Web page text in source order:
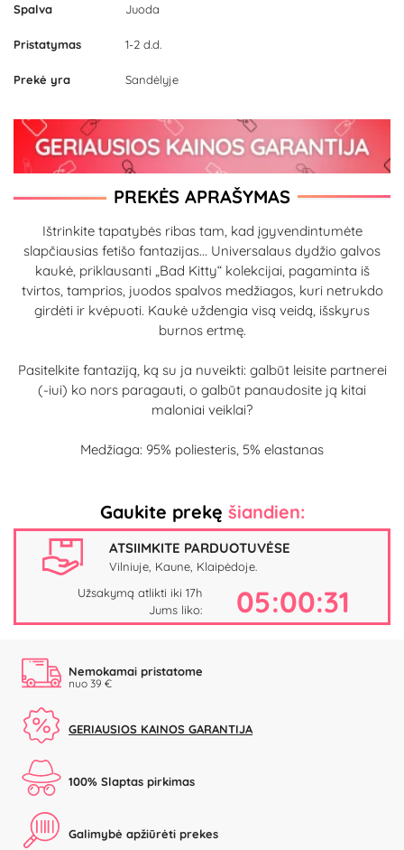
Spalva Juoda
Pristatymas 1-2 d.d.
Prekė yra Sandėlyje
PREKĖS APRAŠYMAS
Ištrinkite tapatybės ribas tam, kad įgyvendintumėte
slapčiausias fetišo fantazijas... Universalaus dydžio galvos
kaukė, priklausanti „Bad Kitty“ kolekcijai, pagaminta iš
tvirtos, tamprios, juodos spalvos medžiagos, kuri netrukdo
girdėti ir kvėpuoti. Kaukė uždengia visą veidą, išskyrus
burnos ertmę.
Pasitelkite fantaziją, ką su ja nuveikti: galbūt leisite partnerei
(-iui) ko nors paragauti, o galbūt panaudosite ją kitai
maloniai veiklai?
Medžiaga: 95% poliesteris, 5% elastanas
Gaukite prekę šiandien:
ATSIIMKITE PARDUOTUVĖSE
Vilniuje, Kaune, Klaipėdoje.
Užsakymą atlikti iki 17h
Jums liko:
05:00:31
Nemokamai pristatome
nuo 39 €
GERIAUSIOS KAINOS GARANTIJA
100% Slaptas pirkimas
Galimybė apžiūrėti prekes